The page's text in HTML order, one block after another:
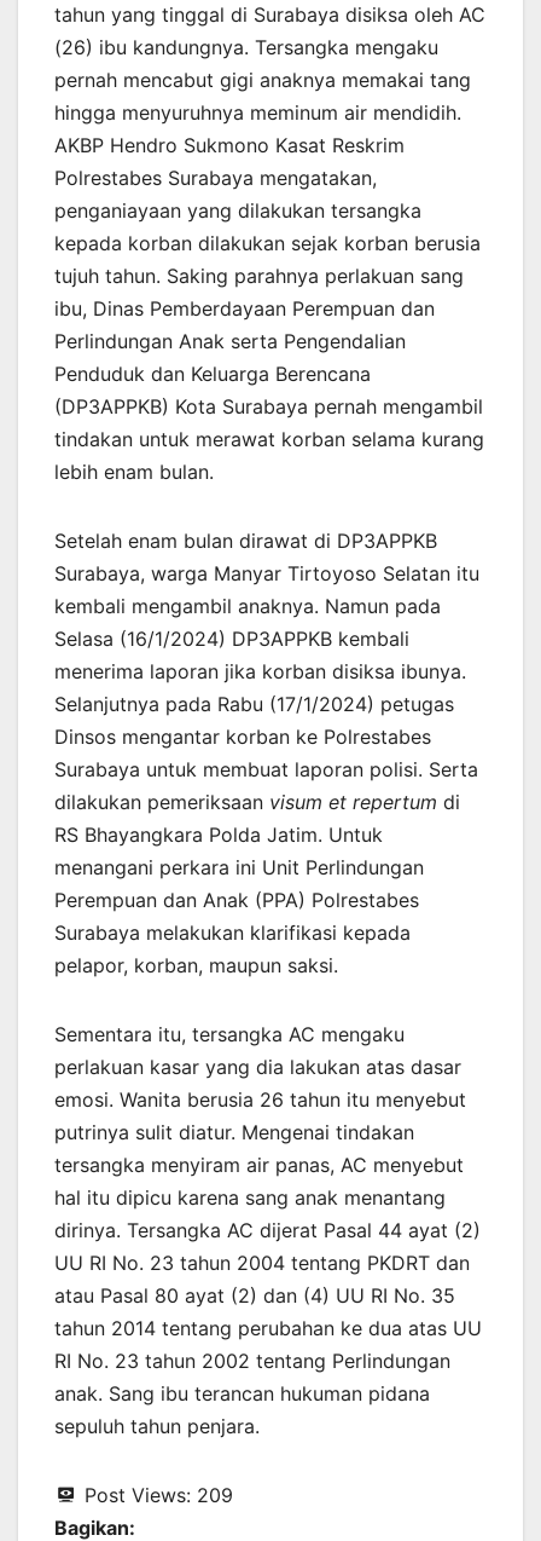
tahun yang tinggal di Surabaya disiksa oleh AC
(26) ibu kandungnya. Tersangka mengaku
pernah mencabut gigi anaknya memakai tang
hingga menyuruhnya meminum air mendidih.
AKBP Hendro Sukmono Kasat Reskrim
Polrestabes Surabaya mengatakan,
penganiayaan yang dilakukan tersangka
kepada korban dilakukan sejak korban berusia
tujuh tahun. Saking parahnya perlakuan sang
ibu, Dinas Pemberdayaan Perempuan dan
Perlindungan Anak serta Pengendalian
Penduduk dan Keluarga Berencana
(DP3APPKB) Kota Surabaya pernah mengambil
tindakan untuk merawat korban selama kurang
lebih enam bulan.
Setelah enam bulan dirawat di DP3APPKB
Surabaya, warga Manyar Tirtoyoso Selatan itu
kembali mengambil anaknya. Namun pada
Selasa (16/1/2024) DP3APPKB kembali
menerima laporan jika korban disiksa ibunya.
Selanjutnya pada Rabu (17/1/2024) petugas
Dinsos mengantar korban ke Polrestabes
Surabaya untuk membuat laporan polisi. Serta
dilakukan pemeriksaan visum et repertum di
RS Bhayangkara Polda Jatim. Untuk
menangani perkara ini Unit Perlindungan
Perempuan dan Anak (PPA) Polrestabes
Surabaya melakukan klarifikasi kepada
pelapor, korban, maupun saksi.
Sementara itu, tersangka AC mengaku
perlakuan kasar yang dia lakukan atas dasar
emosi. Wanita berusia 26 tahun itu menyebut
putrinya sulit diatur. Mengenai tindakan
tersangka menyiram air panas, AC menyebut
hal itu dipicu karena sang anak menantang
dirinya. Tersangka AC dijerat Pasal 44 ayat (2)
UU RI No. 23 tahun 2004 tentang PKDRT dan
atau Pasal 80 ayat (2) dan (4) UU RI No. 35
tahun 2014 tentang perubahan ke dua atas UU
RI No. 23 tahun 2002 tentang Perlindungan
anak. Sang ibu terancan hukuman pidana
sepuluh tahun penjara.
Post Views: 209
Bagikan: